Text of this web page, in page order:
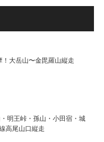
大岳山〜金毘羅山縦走
明王峠・孫山・小田宿・城
高尾山口縦走